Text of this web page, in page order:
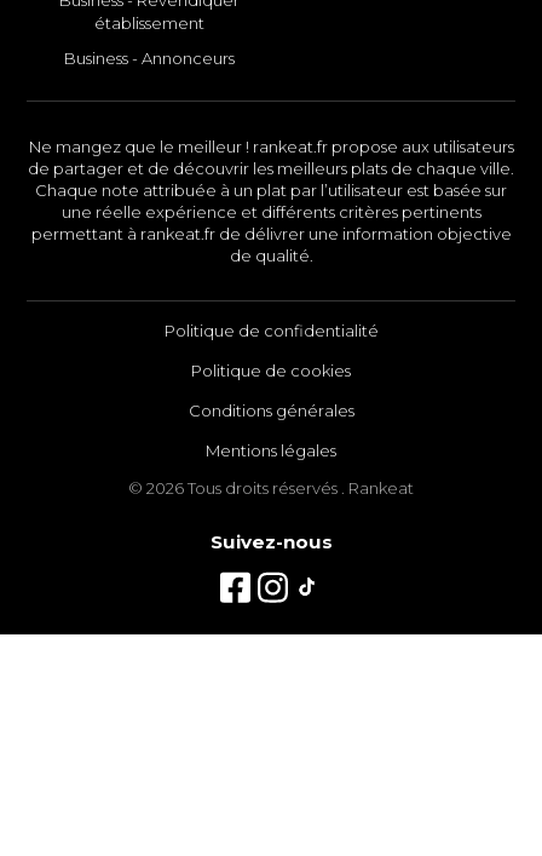
établissement
Business - Annonceurs
Ne mangez que le meilleur ! rankeat.fr propose aux utilisateurs
de partager et de découvrir les meilleurs plats de chaque ville.
Chaque note attribuée à un plat par l’utilisateur est basée sur
une réelle expérience et différents critères pertinents
permettant à rankeat.fr de délivrer une information objective
de qualité.
Politique de confidentialité
Politique de cookies
Conditions générales
Mentions légales
© 2026 Tous droits réservés . Rankeat
Suivez-nous